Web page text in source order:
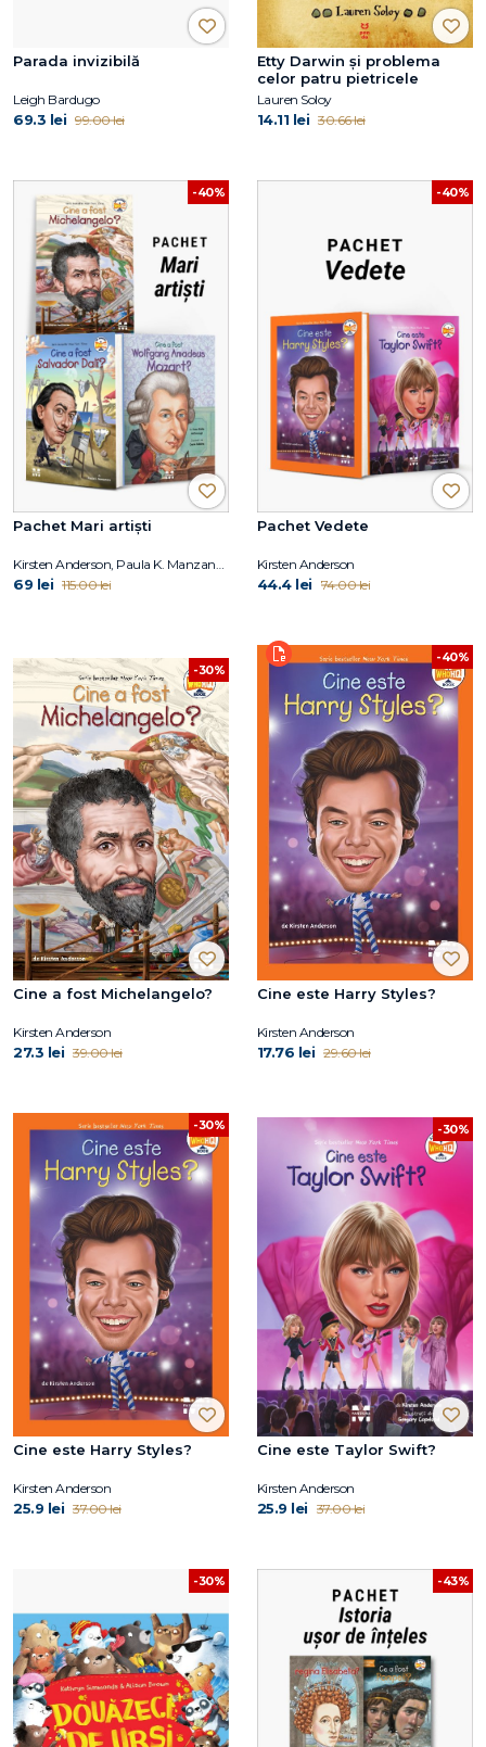
Parada invizibilă
Leigh Bardugo
69.3 lei 99.00 lei
Etty Darwin și problema
celor patru pietricele
Lauren Soloy
14.11 lei 30.66 lei
-40%
Pachet Mari artiști
Kirsten Anderson, Paula K. Manzanero, Yona Zeldis McDonough, Carrie Robbins
69 lei 115.00 lei
-40%
Pachet Vedete
Kirsten Anderson
44.4 lei 74.00 lei
-30%
Cine a fost Michelangelo?
Kirsten Anderson
27.3 lei 39.00 lei
-40%
Cine este Harry Styles?
Kirsten Anderson
17.76 lei 29.60 lei
-30%
Cine este Harry Styles?
Kirsten Anderson
25.9 lei 37.00 lei
-30%
Cine este Taylor Swift?
Kirsten Anderson
25.9 lei 37.00 lei
-30% -43%